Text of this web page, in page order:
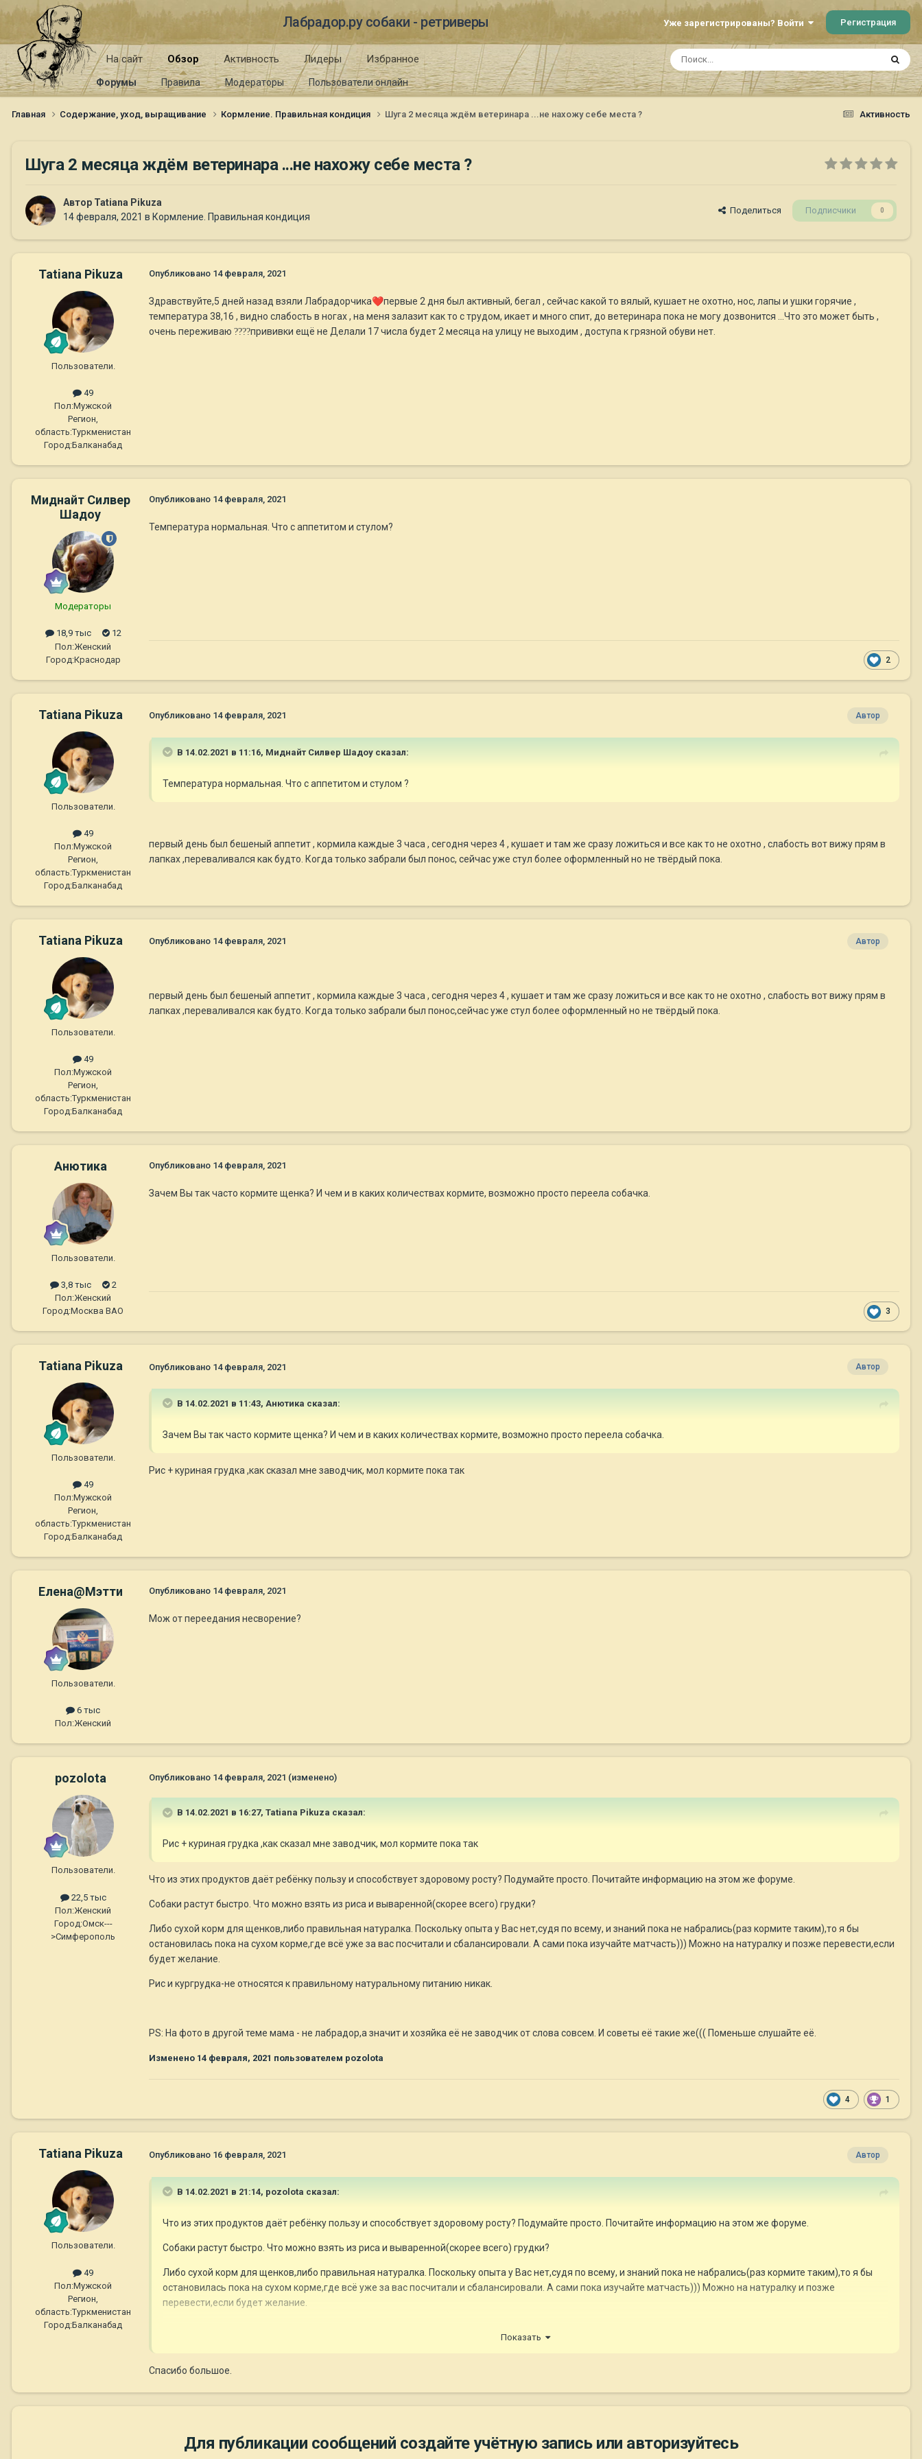
Лабрадор.ру собаки - ретриверы Уже зарегистрированы? Войти Регистрация
На сайт Обзор
Форумы Правила Модераторы Пользователи онлайн
Активность Лидеры Избранное
Активность
Главная Содержание, уход, выращивание Кормление. Правильная кондиция Шуга 2 месяца ждём ветеринара ...не нахожу себе места ?
Шуга 2 месяца ждём ветеринара ...не нахожу себе места ?
Автор Tatiana Pikuza
14 февраля, 2021 в Кормление. Правильная кондиция
Поделиться Подписчики 0
Tatiana Pikuza
Пользователи.
49
Пол:Мужской
Регион,
область:Туркменистан
Город:Балканабад
Опубликовано 14 февраля, 2021
Здравствуйте,5 дней назад взяли Лабрадорчика❤️первые 2 дня был активный, бегал , сейчас какой то вялый, кушает не охотно, нос, лапы и ушки горячие ,
температура 38,16 , видно слабость в ногах , на меня залазит как то с трудом, икает и много спит, до ветеринара пока не могу дозвонится ...Что это может быть ,
очень переживаю ????прививки ещё не Делали 17 числа будет 2 месяца на улицу не выходим , доступа к грязной обуви нет.
Миднайт Силвер
Шадоу
Модераторы
18,9 тыс
12
Пол:Женский
Город:Краснодар
Опубликовано 14 февраля, 2021
Температура нормальная. Что с аппетитом и стулом?
2
Tatiana Pikuza
Пользователи.
49
Пол:Мужской
Регион,
область:Туркменистан
Город:Балканабад
Автор
Опубликовано 14 февраля, 2021
В 14.02.2021 в 11:16, Миднайт Силвер Шадоу сказал:
Температура нормальная. Что с аппетитом и стулом ?
первый день был бешеный аппетит , кормила каждые 3 часа , сегодня через 4 , кушает и там же сразу ложиться и все как то не охотно , слабость вот вижу прям в
лапках ,переваливался как будто. Когда только забрали был понос, сейчас уже стул более оформленный но не твёрдый пока.
Tatiana Pikuza
Пользователи.
49
Пол:Мужской
Регион,
область:Туркменистан
Город:Балканабад
Автор
Опубликовано 14 февраля, 2021
первый день был бешеный аппетит , кормила каждые 3 часа , сегодня через 4 , кушает и там же сразу ложиться и все как то не охотно , слабость вот вижу прям в
лапках ,переваливался как будто. Когда только забрали был понос,сейчас уже стул более оформленный но не твёрдый пока.
Анютика
Пользователи.
3,8 тыс
2
Пол:Женский
Город:Москва ВАО
Опубликовано 14 февраля, 2021
Зачем Вы так часто кормите щенка? И чем и в каких количествах кормите, возможно просто переела собачка.
3
Tatiana Pikuza
Пользователи.
49
Пол:Мужской
Регион,
область:Туркменистан
Город:Балканабад
Автор
Опубликовано 14 февраля, 2021
В 14.02.2021 в 11:43, Анютика сказал:
Зачем Вы так часто кормите щенка? И чем и в каких количествах кормите, возможно просто переела собачка.
Рис + куриная грудка ,как сказал мне заводчик, мол кормите пока так
Елена@Мэтти
Пользователи.
6 тыс
Пол:Женский
Опубликовано 14 февраля, 2021
Мож от переедания несворение?
pozolota
Пользователи.
22,5 тыс
Пол:Женский
Город:Омск---
>Симферополь
Опубликовано 14 февраля, 2021 (изменено)
В 14.02.2021 в 16:27, Tatiana Pikuza сказал:
Рис + куриная грудка ,как сказал мне заводчик, мол кормите пока так
Что из этих продуктов даёт ребёнку пользу и способствует здоровому росту? Подумайте просто. Почитайте информацию на этом же форуме.
Собаки растут быстро. Что можно взять из риса и вываренной(скорее всего) грудки?
Либо сухой корм для щенков,либо правильная натуралка. Поскольку опыта у Вас нет,судя по всему, и знаний пока не набрались(раз кормите таким),то я бы
остановилась пока на сухом корме,где всё уже за вас посчитали и сбалансировали. А сами пока изучайте матчасть))) Можно на натуралку и позже перевести,если
будет желание.
Рис и кургрудка-не относятся к правильному натуральному питанию никак.
PS: На фото в другой теме мама - не лабрадор,а значит и хозяйка её не заводчик от слова совсем. И советы её такие же((( Поменьше слушайте её.
Изменено 14 февраля, 2021 пользователем pozolota
4 1
Tatiana Pikuza
Пользователи.
49
Пол:Мужской
Регион,
область:Туркменистан
Город:Балканабад
Автор
Опубликовано 16 февраля, 2021
В 14.02.2021 в 21:14, pozolota сказал:
Что из этих продуктов даёт ребёнку пользу и способствует здоровому росту? Подумайте просто. Почитайте информацию на этом же форуме.
Собаки растут быстро. Что можно взять из риса и вываренной(скорее всего) грудки?
Либо сухой корм для щенков,либо правильная натуралка. Поскольку опыта у Вас нет,судя по всему, и знаний пока не набрались(раз кормите таким),то я бы
остановилась пока на сухом корме,где всё уже за вас посчитали и сбалансировали. А сами пока изучайте матчасть))) Можно на натуралку и позже
перевести,если будет желание.
PS: На фото в другой теме мама - не лабрадор,а значит и хозяйка её не заводчик от слова совсем. И советы её такие же((( Поменьше слушайте её.
Показать
Спасибо большое.
Для публикации сообщений создайте учётную запись или авторизуйтесь